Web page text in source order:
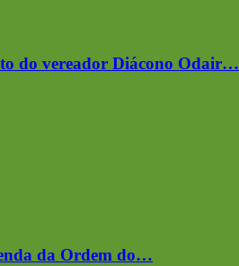
do vereador Diácono Odair…
da Ordem do…